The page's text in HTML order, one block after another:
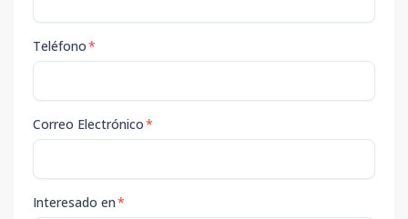
Teléfono*
Correo Electrónico*
Interesado en*